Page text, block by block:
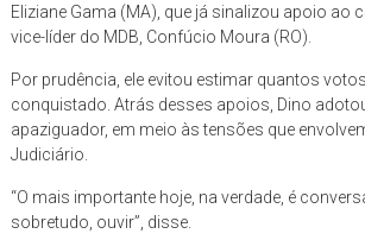
Eliziane Gama (MA), que já sinalizou apoio ao
vice-líder do MDB, Confúcio Moura (RO).
Por prudência, ele evitou estimar quantos
conquistado. Atrás desses apoios, Dino
apaziguador, em meio às tensões que
Judiciário.
“O mais importante hoje, na verdade, é
sobretudo, ouvir”, disse.